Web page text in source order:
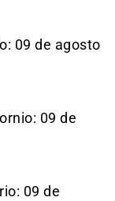
09 de agosto
09 de
09 de